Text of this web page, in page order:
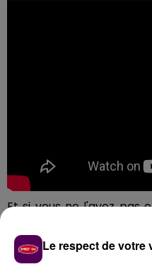
Et si vous ne l'avez pas
de Gwen est à mourir de
Le respect de votre